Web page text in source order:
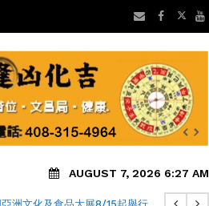
AUGUST 7, 2026 6:27 AM